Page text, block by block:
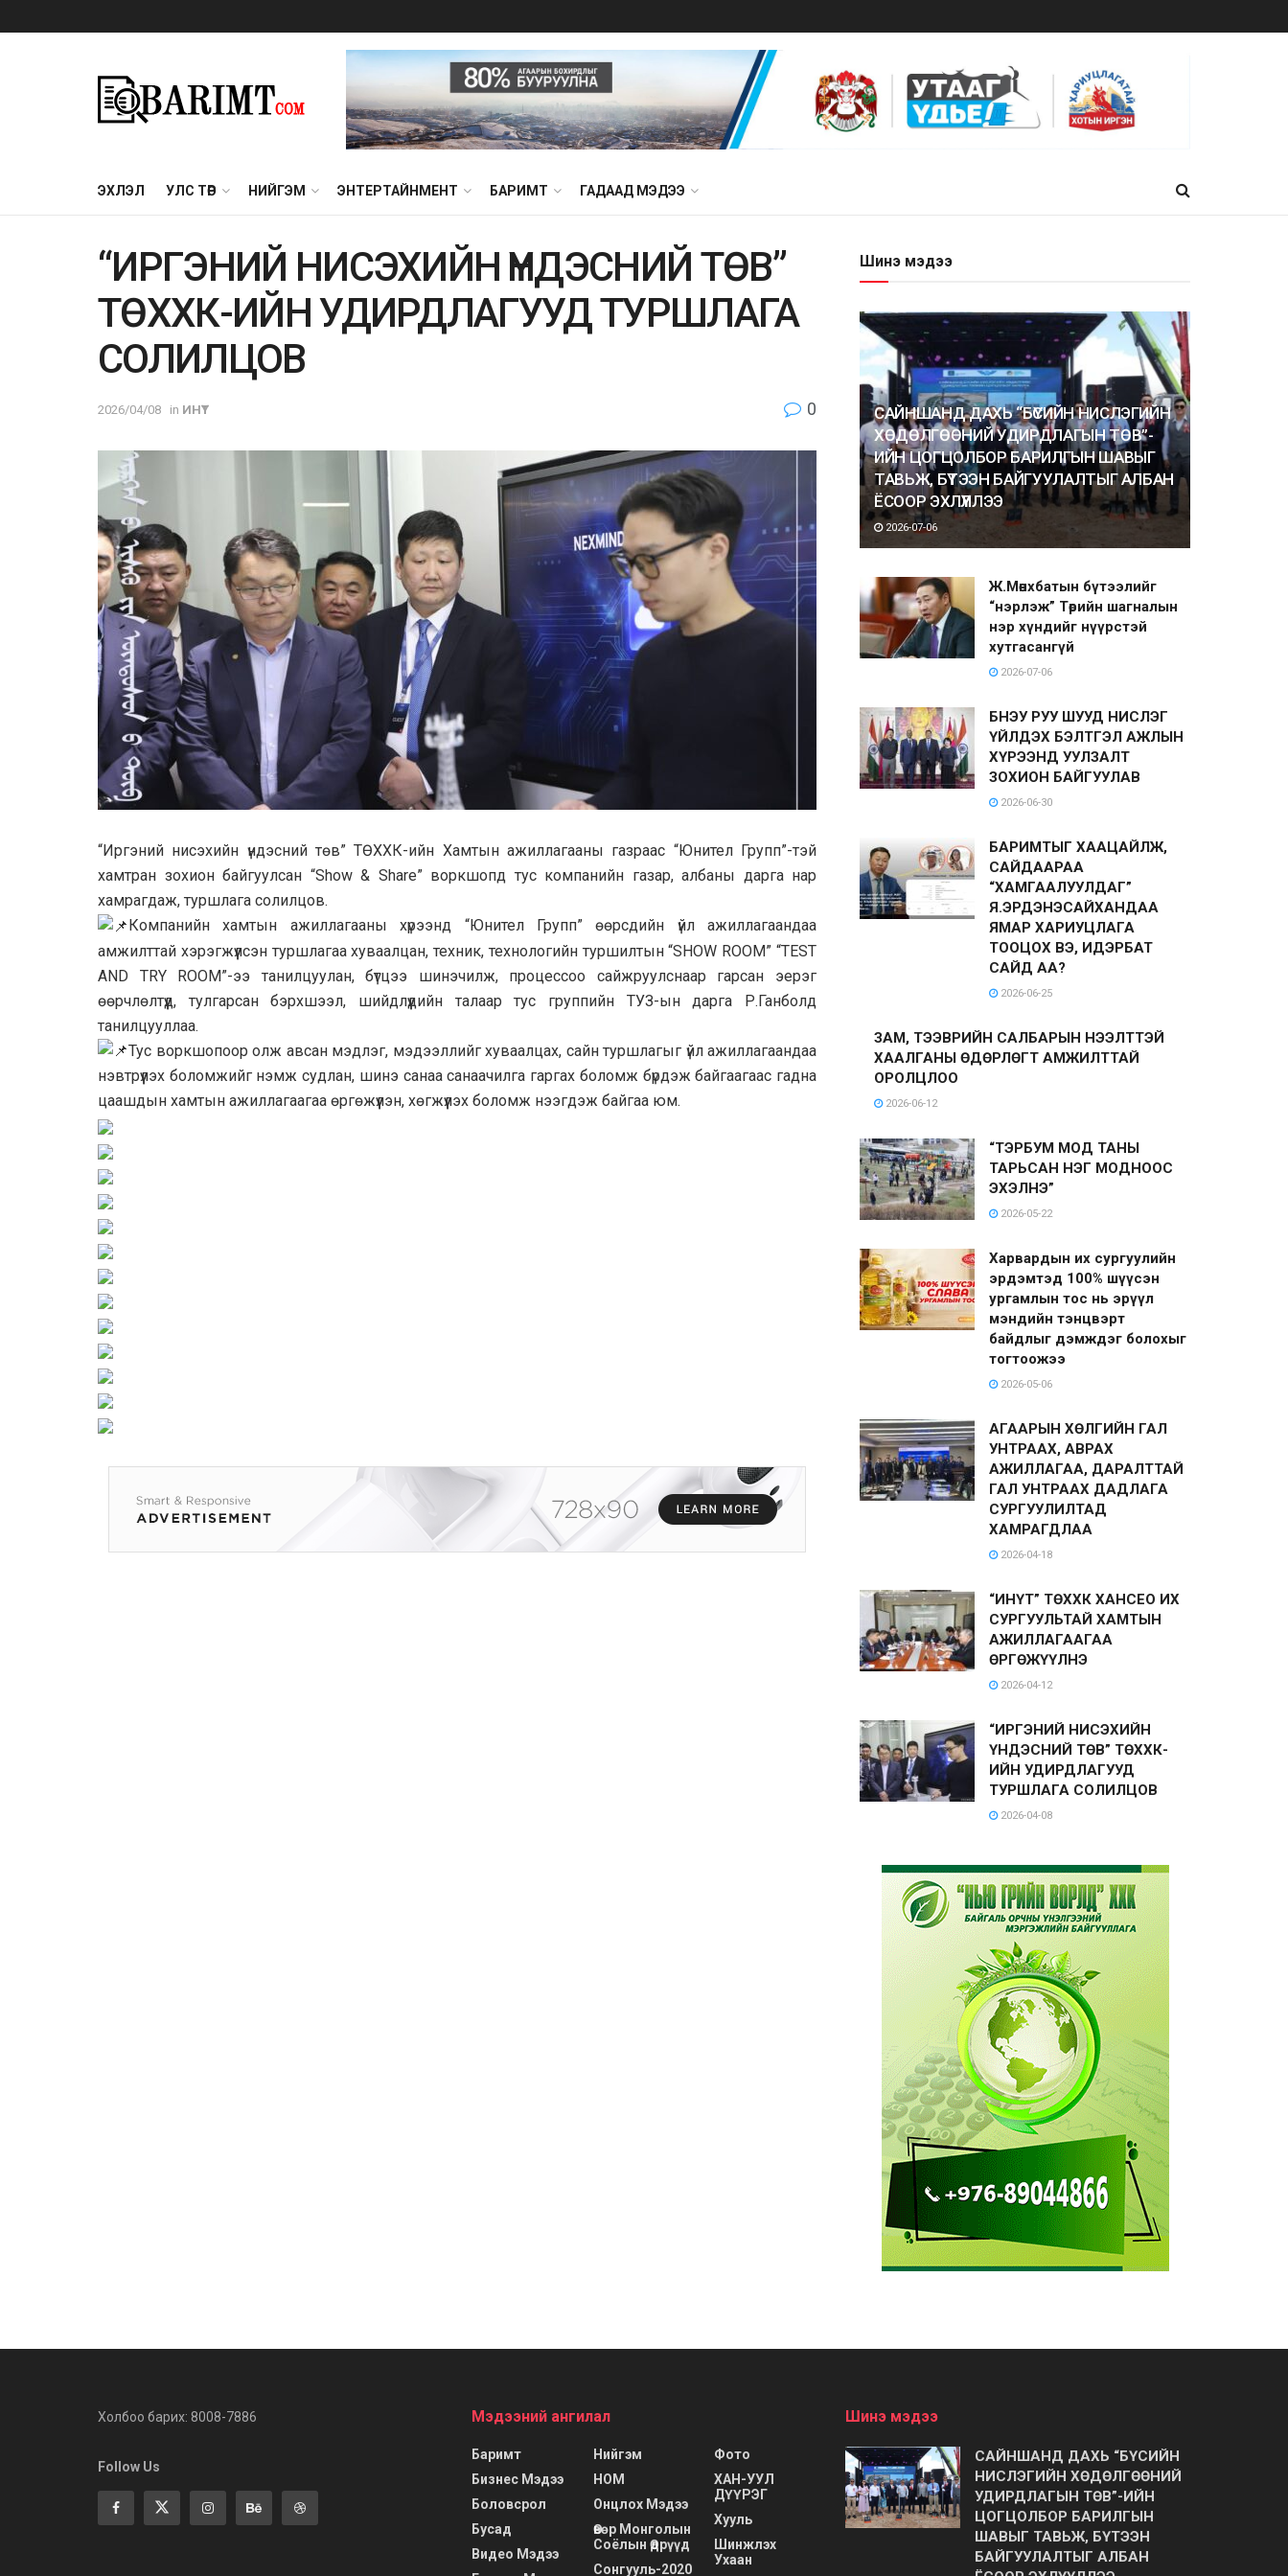
ЭХЛЭЛ УЛС ТӨР НИЙГЭМ ЭНТЕРТАЙНМЕНТ БАРИМТ ГАДААД МЭДЭЭ
“ИРГЭНИЙ НИСЭХИЙН ҮНДЭСНИЙ ТӨВ”
ТӨХХК-ИЙН УДИРДЛАГУУД ТУРШЛАГА
СОЛИЛЦОВ
2026/04/08 in ИНҮТ 0
“Иргэний нисэхийн үндэсний төв” ТӨХХК-ийн Хамтын ажиллагааны газраас “Юнител Групп”-тэй
хамтран зохион байгуулсан “Show & Share” воркшопд тус компанийн газар, албаны дарга нар
хамрагдаж, туршлага солилцов.
Компанийн хамтын ажиллагааны хүрээнд “Юнител Групп” өөрсдийн үйл ажиллагаандаа
амжилттай хэрэгжүүлсэн туршлагаа хуваалцан, техник, технологийн туршилтын “SHOW ROOM” “TEST
AND TRY ROOM”-ээ танилцуулан, бүтцээ шинэчилж, процессоо сайжруулснаар гарсан эерэг
өөрчлөлтүүд, тулгарсан бэрхшээл, шийдлүүдийн талаар тус группийн ТУЗ-ын дарга Р.Ганболд
танилцууллаа.
Тус воркшопоор олж авсан мэдлэг, мэдээллийг хуваалцах, сайн туршлагыг үйл ажиллагаандаа
нэвтрүүлэх боломжийг нэмж судлан, шинэ санаа санаачилга гаргах боломж бүрдэж байгаагаас гадна
цаашдын хамтын ажиллагаагаа өргөжүүлэн, хөгжүүлэх боломж нээгдэж байгаа юм.
Шинэ мэдээ
САЙНШАНД ДАХЬ “БҮСИЙН НИСЛЭГИЙН
ХӨДӨЛГӨӨНИЙ УДИРДЛАГЫН ТӨВ”-
ИЙН ЦОГЦОЛБОР БАРИЛГЫН ШАВЫГ
ТАВЬЖ, БҮТЭЭН БАЙГУУЛАЛТЫГ АЛБАН
ЁСООР ЭХЛҮҮЛЛЭЭ
2026-07-06
Ж.Мөнхбатын бүтээлийг
“нэрлэж” Төрийн шагналын
нэр хүндийг нүүрстэй
хутгасангүй
2026-07-06
БНЭУ РУУ ШУУД НИСЛЭГ
ҮЙЛДЭХ БЭЛТГЭЛ АЖЛЫН
ХҮРЭЭНД УУЛЗАЛТ
ЗОХИОН БАЙГУУЛАВ
2026-06-30
БАРИМТЫГ ХААЦАЙЛЖ,
САЙДААРАА
“ХАМГААЛУУЛДАГ”
Я.ЭРДЭНЭСАЙХАНДАА
ЯМАР ХАРИУЦЛАГА
ТООЦОХ ВЭ, ИДЭРБАТ
САЙД АА?
2026-06-25
ЗАМ, ТЭЭВРИЙН САЛБАРЫН НЭЭЛТТЭЙ
ХААЛГАНЫ ӨДӨРЛӨГТ АМЖИЛТТАЙ
ОРОЛЦЛОО
2026-06-12
“ТЭРБУМ МОД ТАНЫ
ТАРЬСАН НЭГ МОДНООС
ЭХЭЛНЭ”
2026-05-22
Харвардын их сургуулийн
эрдэмтэд 100% шүүсэн
ургамлын тос нь эрүүл
мэндийн тэнцвэрт
байдлыг дэмждэг болохыг
тогтоожээ
2026-05-06
АГААРЫН ХӨЛГИЙН ГАЛ
УНТРААХ, АВРАХ
АЖИЛЛАГАА, ДАРАЛТТАЙ
ГАЛ УНТРААХ ДАДЛАГА
СУРГУУЛИЛТАД
ХАМРАГДЛАА
2026-04-18
“ИНҮТ” ТӨХХК ХАНСЕО ИХ
СУРГУУЛЬТАЙ ХАМТЫН
АЖИЛЛАГААГАА
ӨРГӨЖҮҮЛНЭ
2026-04-12
“ИРГЭНИЙ НИСЭХИЙН
ҮНДЭСНИЙ ТӨВ” ТӨХХК-
ИЙН УДИРДЛАГУУД
ТУРШЛАГА СОЛИЛЦОВ
2026-04-08
Холбоо барих: 8008-7886
Follow Us
Мэдээний ангилал
Баримт
Бизнес Мэдээ
Боловсрол
Бусад
Видео Мэдээ
Нийгэм
НОМ
Онцлох Мэдээ
Өвөр Монголын
Соёлын Өдрүүд
Сонгууль-2020
Фото
ХАН-УУЛ
ДҮҮРЭГ
Хууль
Шинжлэх
Ухаан
Шинэ мэдээ
САЙНШАНД ДАХЬ “БҮСИЙН
НИСЛЭГИЙН ХӨДӨЛГӨӨНИЙ
УДИРДЛАГЫН ТӨВ”-ИЙН
ЦОГЦОЛБОР БАРИЛГЫН
ШАВЫГ ТАВЬЖ, БҮТЭЭН
БАЙГУУЛАЛТЫГ АЛБАН